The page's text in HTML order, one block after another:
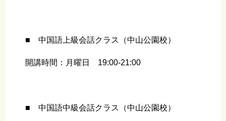
■ 中国語上級会話クラス（中山公園校）
開講時間：月曜日 19:00-21:00
■ 中国語中級会話クラス（中山公園校）